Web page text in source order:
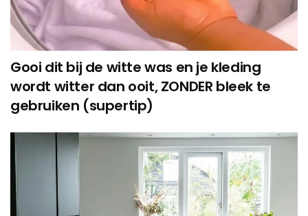
Gooi dit bij de witte was en je kleding
wordt witter dan ooit, ZONDER bleek te
gebruiken (supertip)